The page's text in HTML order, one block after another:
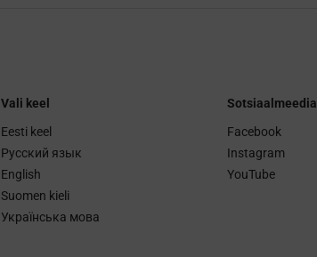
Vali keel
Eesti keel
Русский язык
English
Suomen kieli
Українська мова
Sotsiaalmeedia
Facebook
Instagram
YouTube